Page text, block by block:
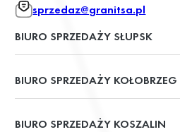
sprzedaz@granitsa.pl
BIURO SPRZEDAŻY SŁUPSK
plac Władysława
BIURO SPRZEDAŻY KOŁOBRZEG
ul. Św. Wojciecha 6
BIURO SPRZEDAŻY KOSZALIN